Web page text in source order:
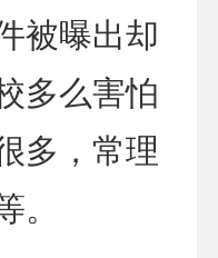
被曝出却
多么害怕
多，常理
。